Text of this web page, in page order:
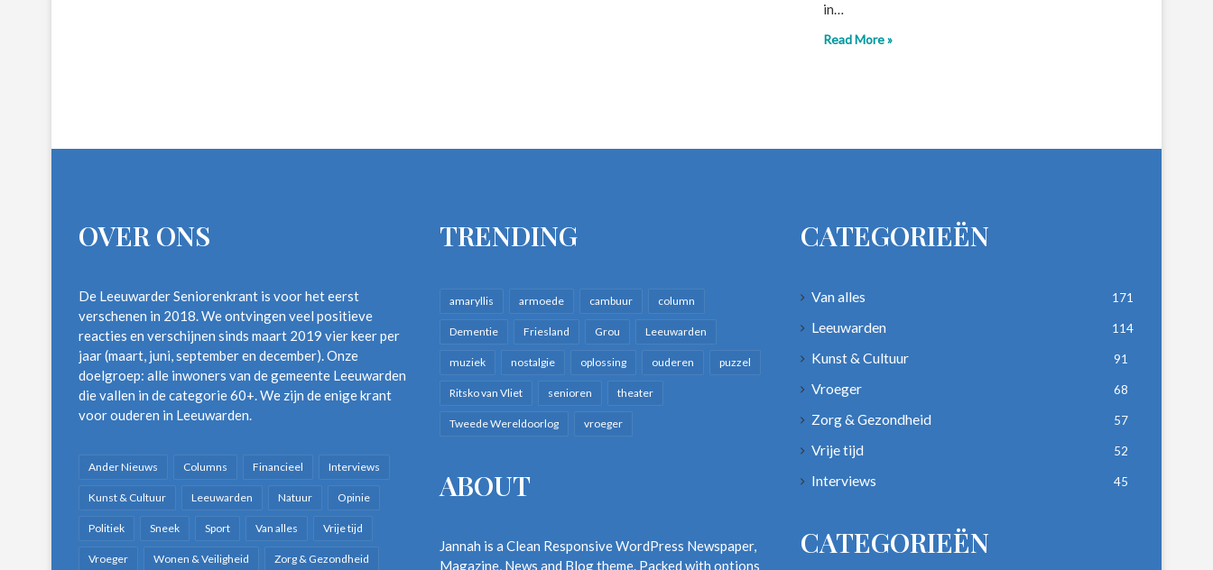
in…
Read More »
OVER ONS
De Leeuwarder Seniorenkrant is voor het eerst
verschenen in 2018. We ontvingen veel positieve
reacties en verschijnen sinds maart 2019 vier keer per
jaar (maart, juni, september en december). Onze
doelgroep: alle inwoners van de gemeente Leeuwarden
die vallen in de categorie 60+. We zijn de enige krant
voor ouderen in Leeuwarden.
Ander Nieuws Columns Financieel Interviews
Kunst & Cultuur Leeuwarden Natuur Opinie
Politiek Sneek Sport Van alles Vrije tijd
Vroeger Wonen & Veiligheid Zorg & Gezondheid
TRENDING
amaryllis armoede cambuur column
Dementie Friesland Grou Leeuwarden
muziek nostalgie oplossing ouderen puzzel
Ritsko van Vliet senioren theater
Tweede Wereldoorlog vroeger
ABOUT
Jannah is a Clean Responsive WordPress Newspaper,
Magazine, News and Blog theme. Packed with options
CATEGORIEËN
Van alles 171
Leeuwarden 114
Kunst & Cultuur 91
Vroeger 68
Zorg & Gezondheid 57
Vrije tijd 52
Interviews 45
CATEGORIEËN